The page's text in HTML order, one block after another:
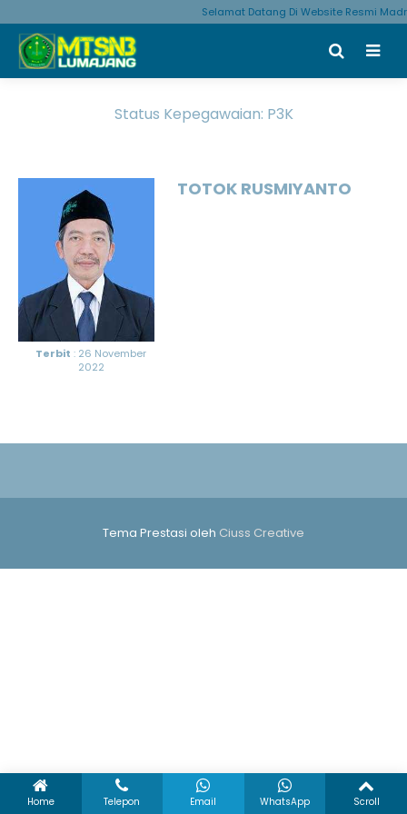
Selamat Datang Di Website Resmi
Status Kepegawaian: P3K
Terbit : 26 November
2022
TOTOK RUSMIYANTO
Tema Prestasi oleh Ciuss Creative
Home Telepon Email WhatsApp Scroll